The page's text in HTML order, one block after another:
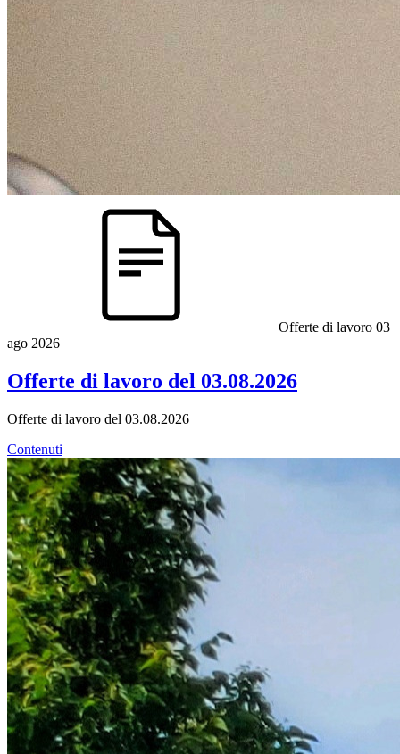
Offerte di lavoro 03
ago 2026
Offerte di lavoro del 03.08.2026
Offerte di lavoro del 03.08.2026
Contenuti